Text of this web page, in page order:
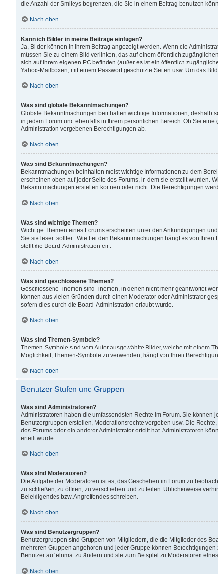
die Anzahl der Smileys begrenzen, die Sie in einem Beitrag benutzen
Nach oben
Kann ich Bilder in meine Beiträge einfügen?
Ja, Bilder können in Ihrem Beitrag angezeigt werden. Wenn die
müssen Sie zu einem Bild verlinken, das auf einem öffentlich
sich auf Ihrem eigenen PC befinden (außer es ist ein öffentlich
Yahoo-Mailboxen, mit einem Passwort geschützte Seiten usw. Um das
Nach oben
Was sind globale Bekanntmachungen?
Globale Bekanntmachungen beinhalten wichtige Informationen, deshalb
in jedem Forum und ebenfalls in Ihrem persönlichen Bereich. Ob Sie
Administration vergebenen Berechtigungen ab.
Nach oben
Was sind Bekanntmachungen?
Bekanntmachungen beinhalten meist wichtige Informationen zu dem
erscheinen oben auf jeder Seite des Forums, in dem sie erstellt wurden.
Bekanntmachungen erstellen können oder nicht. Die Berechtigungen
Nach oben
Was sind wichtige Themen?
Wichtige Themen eines Forums erscheinen unter den Ankündigungen
Sie sie lesen sollten. Wie bei den Bekanntmachungen hängt es von
stellt die Board-Administration ein.
Nach oben
Was sind geschlossene Themen?
Geschlossene Themen sind Themen, in denen nicht mehr geantwortet
können aus vielen Gründen durch einen Moderator oder Administrator
sofern dies durch die Board-Administration erlaubt wurde.
Nach oben
Was sind Themen-Symbole?
Themen-Symbole sind vom Autor ausgewählte Bilder, welche mit einem
Möglichkeit, Themen-Symbole zu verwenden, hängt von Ihren
Nach oben
Benutzer-Stufen und Gruppen
Was sind Administratoren?
Administratoren haben die umfassendsten Rechte im Forum. Sie können
Benutzergruppen erstellen, Moderationsrechte vergeben usw. Die
des Forums oder ein anderer Administrator erteilt hat. Administratoren
erteilt wurde.
Nach oben
Was sind Moderatoren?
Die Aufgabe der Moderatoren ist es, das Geschehen im Forum zu
zu schließen, zu öffnen, zu verschieben und zu teilen. Üblicherweise
Beleidigendes bzw. Angreifendes schreiben.
Nach oben
Was sind Benutzergruppen?
Benutzergruppen sind Gruppen von Mitgliedern, die die Mitglieder des
mehreren Gruppen angehören und jeder Gruppe können
Benutzer auf einmal zu ändern und sie zum Beispiel zu Moderatoren
Nach oben